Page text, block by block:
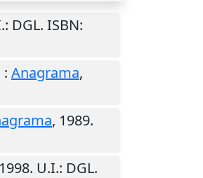
: DGL. ISBN:
: Anagrama,
, 1989.
1998. U.I.: DGL.